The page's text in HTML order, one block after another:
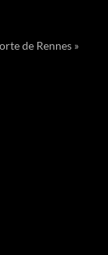
de Rennes »